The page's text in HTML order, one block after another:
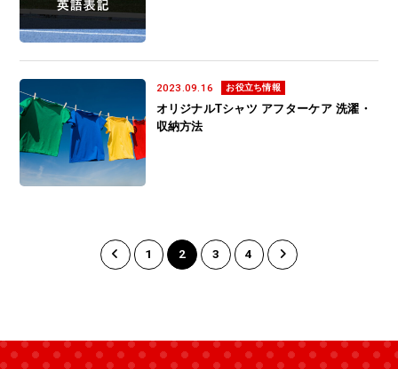
2023.09.16 お役立ち情報
オリジナルTシャツ アフターケア 洗濯・
収納方法
1 2 3 4